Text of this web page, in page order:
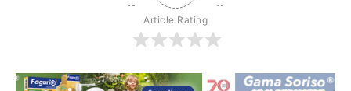
Article Rating